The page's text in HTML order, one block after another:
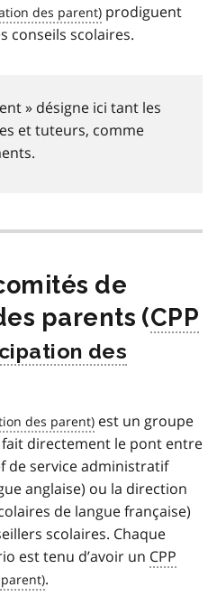
prodiguent
conseils scolaires.
» désigne ici tant les
et tuteurs, comme
de
parents (CPP
est un groupe
directement le pont entre
de service administratif
anglaise) ou la direction
de langue française)
scolaires. Chaque
est tenu d’avoir un CPP
.